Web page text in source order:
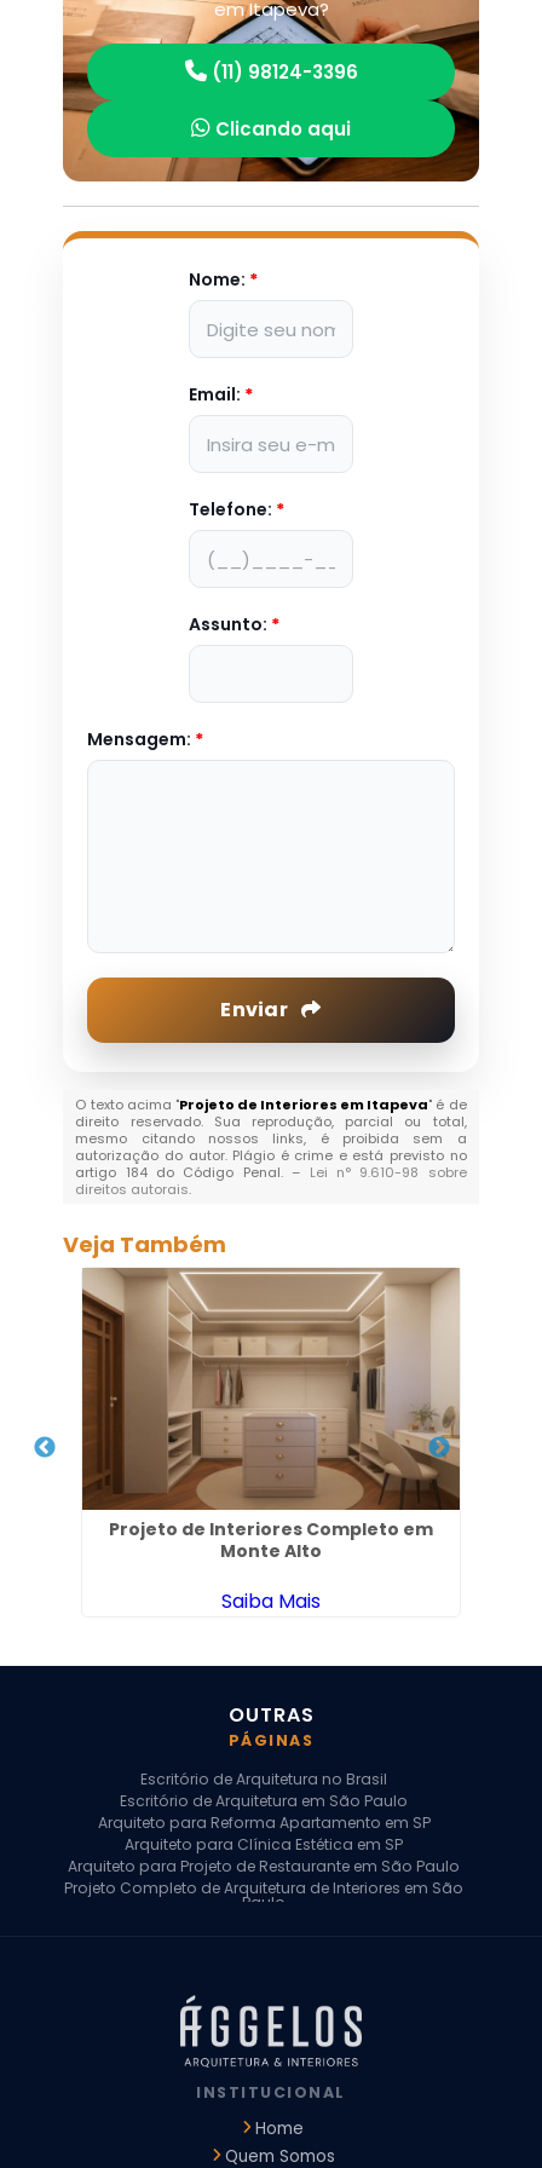
em Itapeva?
(11) 98124-3396
Clicando aqui
Nome: *
Email: *
Telefone: *
Assunto: *
Mensagem: *
Enviar
O texto acima "Projeto de Interiores em Itapeva" é de
direito reservado. Sua reprodução, parcial ou total,
mesmo citando nossos links, é proibida sem a
autorização do autor. Plágio é crime e está previsto no
artigo 184 do Código Penal. – Lei n° 9.610-98 sobre
direitos autorais.
Veja Também
Projeto de Interiores Completo em
Monte Alto
Saiba Mais
OUTRAS
PÁGINAS
Escritório de Arquitetura no Brasil
Escritório de Arquitetura em São Paulo
Arquiteto para Reforma Apartamento em SP
Arquiteto para Clínica Estética em SP
Arquiteto para Projeto de Restaurante em São Paulo
Projeto Completo de Arquitetura de Interiores em São
Paulo
Arquiteto Comercial
Arquiteto para Reforma de Apartamento
Arquiteto para Reforma Residencial
Arquitetura para Reforma de Casas
Design de Interiores Apartamentos
Design de Interiores Residencial
INSTITUCIONAL
Home
Quem Somos